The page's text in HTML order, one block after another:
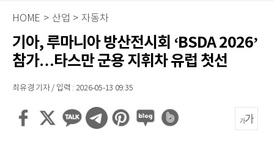
HOME > 산업 > 자동차
기아, 루마니아 방산전시회 ‘BSDA 2026’
참가…타스만 군용 지휘차 유럽 첫선
최유경 기자 / 입력 : 2026-05-13 09:35